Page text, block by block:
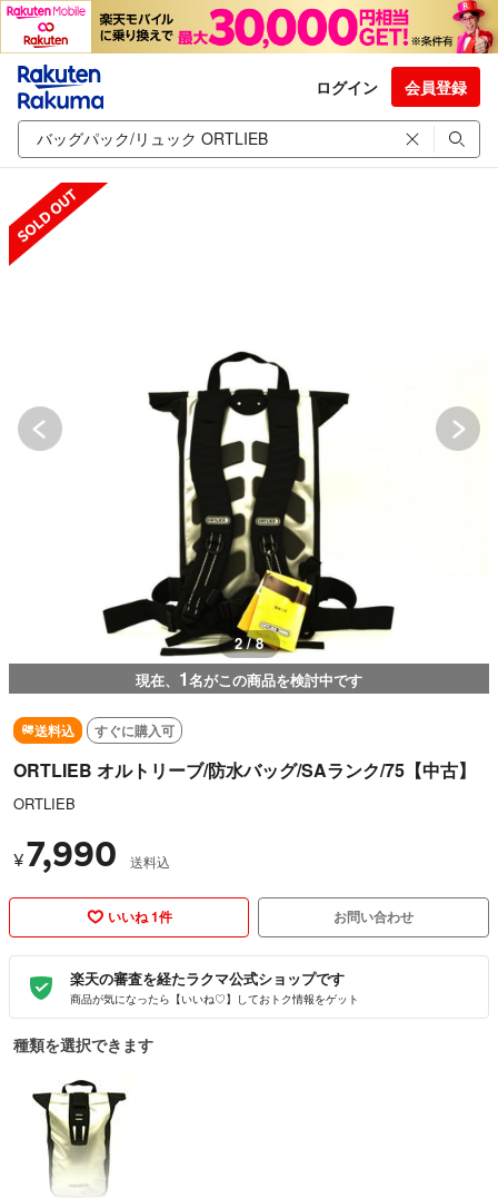
ログイン 会員登録
3 / 8
現在、 1名がこの商品を検討中です
送料込 すぐに購入可
ORTLIEB オルトリーブ/防水バッグ/SAランク/75【中古】
ORTLIEB
¥7,990 送料込
いいね 1件 お問い合わせ
楽天の審査を経たラクマ公式ショップです
商品が気になったら【いいね♡】しておトク情報をゲット
種類を選択できます